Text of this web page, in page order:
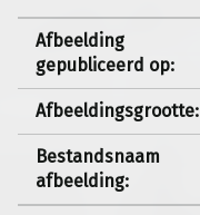
Afbeelding
gepubliceerd op:
Afbeeldingsgrootte:
Bestandsnaam
afbeelding: